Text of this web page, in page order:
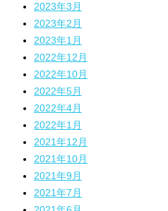
2023年3月
2023年2月
2023年1月
2022年12月
2022年10月
2022年5月
2022年4月
2022年1月
2021年12月
2021年10月
2021年9月
2021年7月